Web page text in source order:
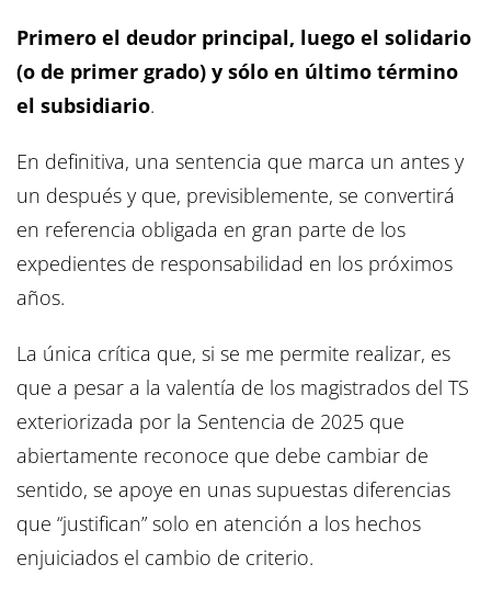
Primero el deudor principal, luego el solidario
(o de primer grado) y sólo en último término
el subsidiario.
En definitiva, una sentencia que marca un antes y
un después y que, previsiblemente, se convertirá
en referencia obligada en gran parte de los
expedientes de responsabilidad en los próximos
años.
La única crítica que, si se me permite realizar, es
que a pesar a la valentía de los magistrados del TS
exteriorizada por la Sentencia de 2025 que
abiertamente reconoce que debe cambiar de
sentido, se apoye en unas supuestas diferencias
que “justifican” solo en atención a los hechos
enjuiciados el cambio de criterio.